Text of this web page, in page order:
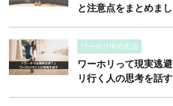
と注意点をまとめま
ワーホリ中の生活
ワーホリって現実逃
リ行く人の思考を話す